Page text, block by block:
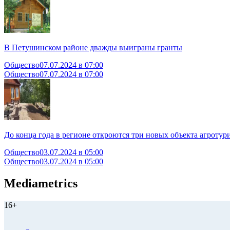
В Петушинском районе дважды выиграны гранты
Общество07.07.2024 в 07:00
Общество07.07.2024 в 07:00
До конца года в регионе откроются три новых объекта
Общество03.07.2024 в 05:00
Общество03.07.2024 в 05:00
Mediametrics
16+